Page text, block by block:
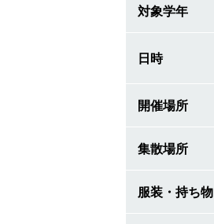
対象学年
日時
開催場所
集散場所
服装・持ち物